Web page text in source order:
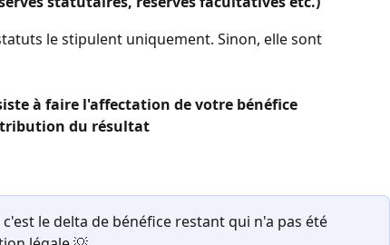
le stipulent uniquement. Sinon, elle sont
à faire l'affectation de votre bénéfice
du résultat
c'est le delta de bénéfice restant qui n'a pas été